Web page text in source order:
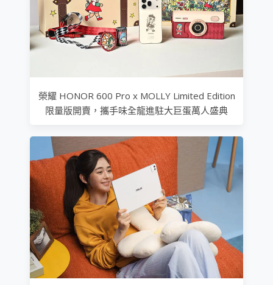
榮耀 HONOR 600 Pro x MOLLY Limited Edition
限量版開賣，攜手味全龍進駐大巨蛋萬人盛典